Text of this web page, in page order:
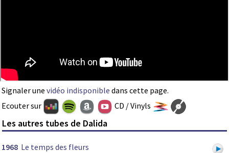
Signaler une vidéo indisponible dans cette page.
Ecouter sur
CD / Vinyls
Les autres tubes de Dalida
1968 Le temps des fleurs